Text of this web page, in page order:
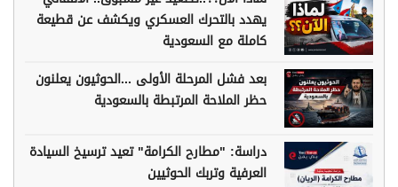
يهدد بالتحرك العسكري ويكشف عن قطيعة
كاملة مع السعودية
بعد فشل المرحلة الأولى ...الحوثيون يعلنون
حظر الملاحة المرتبطة بالسعودية
دراسة: "مطارح الكرامة" تعيد ترسيخ السيادة
العرفية وتربك الحوثيين